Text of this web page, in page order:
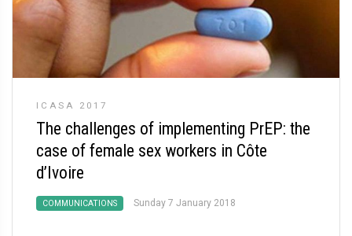
ICASA 2017
The challenges of implementing PrEP: the
case of female sex workers in Côte
d’Ivoire
COMMUNICATIONS Sunday 7 January 2018